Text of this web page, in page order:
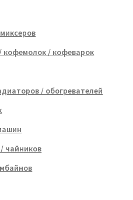
/ кофеварок
/ обогревателей
чайников